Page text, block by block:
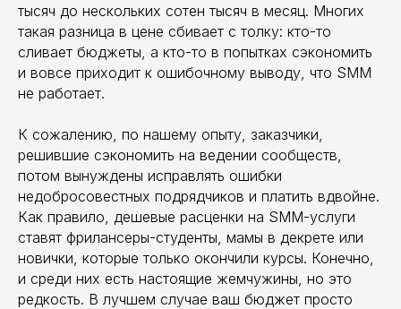
тысяч до нескольких сотен тысяч в месяц. Многих
такая разница в цене сбивает с толку: кто-то
сливает бюджеты, а кто-то в попытках сэкономить
и вовсе приходит к ошибочному выводу, что SMM
не работает.
К сожалению, по нашему опыту, заказчики,
решившие сэкономить на ведении сообществ,
потом вынуждены исправлять ошибки
недобросовестных подрядчиков и платить вдвойне.
Как правило, дешевые расценки на SMM-услуги
ставят фрилансеры-студенты, мамы в декрете или
новички, которые только окончили курсы. Конечно,
и среди них есть настоящие жемчужины, но это
редкость. В лучшем случае ваш бюджет просто